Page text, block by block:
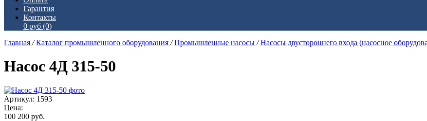
Гарантия
Контакты
0 руб (0)
Главная / Каталог промышленного оборудования / Промышленные насосы / Насосы двустороннего входа (насосное
Насос 4Д 315-50
Артикул: 1593
Цена:
100 200 руб.